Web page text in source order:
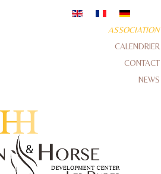
ASSOCIATION
CALENDRIER
CONTACT
NEWS